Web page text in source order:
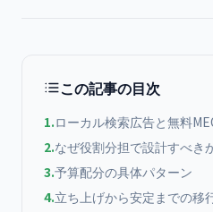
この記事の目次
1.ローカル検索広告と無料
2.なぜ役割分担で設計すべき
3.予算配分の具体パターン
4.立ち上げから安定までの移